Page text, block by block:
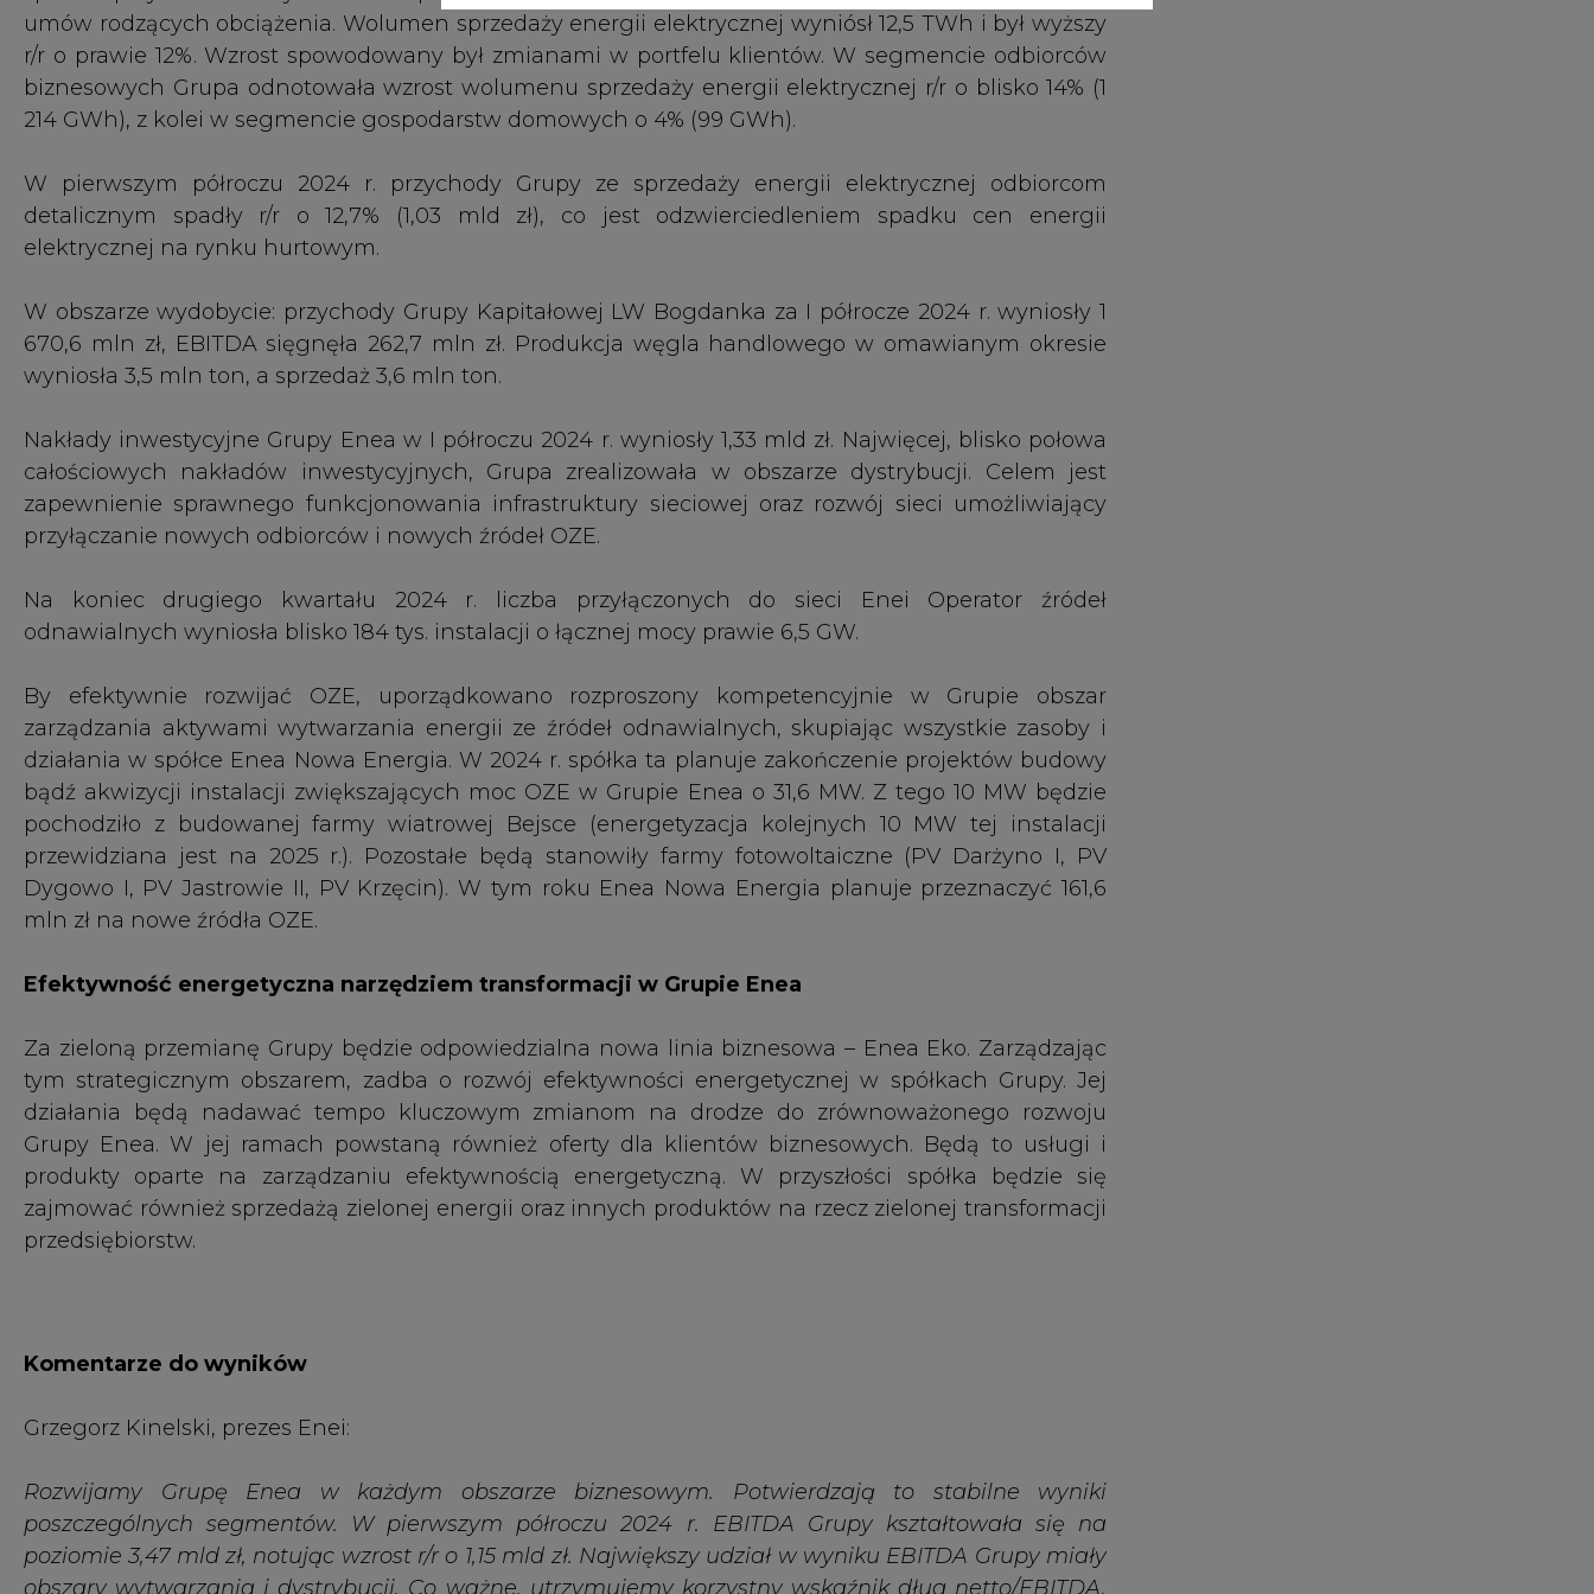
wyniosła 3,5 mln ton, a sprzedaż 3,6 mln ton.
Nakłady inwestycyjne Grupy Enea w I półroczu 2024 r. wyniosły 1,33 mld zł. Najwięcej, blisko połowa
całościowych nakładów inwestycyjnych, Grupa zrealizowała w obszarze dystrybucji. Celem jest
zapewnienie sprawnego funkcjonowania infrastruktury sieciowej oraz rozwój sieci umożliwiający
przyłączanie nowych odbiorców i nowych źródeł OZE.
Na koniec drugiego kwartału 2024 r. liczba przyłączonych do sieci Enei Operator źródeł
odnawialnych wyniosła blisko 184 tys. instalacji o łącznej mocy prawie 6,5 GW.
By efektywnie rozwijać OZE, uporządkowano rozproszony kompetencyjnie w Grupie obszar
zarządzania aktywami wytwarzania energii ze źródeł odnawialnych, skupiając wszystkie zasoby i
działania w spółce Enea Nowa Energia. W 2024 r. spółka ta planuje zakończenie projektów budowy
bądź akwizycji instalacji zwiększających moc OZE w Grupie Enea o 31,6 MW. Z tego 10 MW będzie
pochodziło z budowanej farmy wiatrowej Bejsce (energetyzacja kolejnych 10 MW tej instalacji
przewidziana jest na 2025 r.). Pozostałe będą stanowiły farmy fotowoltaiczne (PV Darżyno I, PV
Dygowo I, PV Jastrowie II, PV Krzęcin). W tym roku Enea Nowa Energia planuje przeznaczyć 161,6
mln zł na nowe źródła OZE.
Efektywność energetyczna narzędziem transformacji w Grupie Enea
Za zieloną przemianę Grupy będzie odpowiedzialna nowa linia biznesowa – Enea Eko. Zarządzając
tym strategicznym obszarem, zadba o rozwój efektywności energetycznej w spółkach Grupy. Jej
działania będą nadawać tempo kluczowym zmianom na drodze do zrównoważonego rozwoju
Grupy Enea. W jej ramach powstaną również oferty dla klientów biznesowych. Będą to usługi i
produkty oparte na zarządzaniu efektywnością energetyczną. W przyszłości spółka będzie się
zajmować również sprzedażą zielonej energii oraz innych produktów na rzecz zielonej transformacji
przedsiębiorstw.
Komentarze do wyników
Grzegorz Kinelski, prezes Enei:
Rozwijamy Grupę Enea w każdym obszarze biznesowym. Potwierdzają to stabilne wyniki
poszczególnych segmentów. W pierwszym półroczu 2024 r. EBITDA Grupy kształtowała się na
poziomie 3,47 mld zł, notując wzrost r/r o 1,15 mld zł.
Największy udział w wyniku EBITDA Grupy miały
obszary wytwarzania i dystrybucji. Co ważne, utrzymujemy korzystny wskaźnik dług netto/EBITDA,
który pokazuje nasze możliwości pozyskiwania finansowania na inwestycje.
strategiczne kierunki dla budowy efektywnej organizacji: firmy wykorzystującej możliwości rynkowe
i zwiększającej wartości dla akcjonariuszy. Przeprowadziliśmy istotne zmiany w strukturze i
organizacji Grupy, skupiając zasoby i kompetencje odpowiedzialne za rozwój OZE w jednej spółce –
Enea Nowa Energia oraz przenosząc realizację projektów innowacyjnych do poszczególnych
obszarów biznesowych. Rosnące znaczenie odnawialnych źródeł energii w KSE i oczekiwania rynku,
by Grupa rozwijała się w sposób bezpieczny i zrównoważony dla środowiska, wymagają nowego
spojrzenia na procesy inwestycyjne z perspektywy zielonej transformacji. Dlatego będziemy stawiać
na hybrydyzację naszych inwestycji, planując instalacje OZE wraz z magazynami energii i